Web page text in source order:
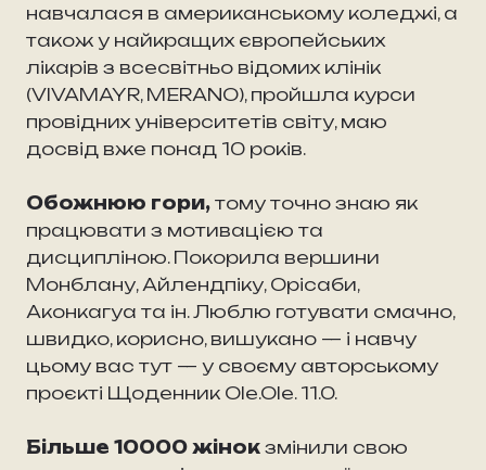
навчалася в американському коледжі, а
також у найкращих європейських
лікарів з всесвітньо відомих клінік
(VIVAMAYR, MERANO), пройшла курси
провідних університетів світу, маю
досвід вже понад 10 років.
Обожнюю гори, тому точно знаю як
працювати з мотивацією та
дисципліною. Покорила вершини
Монблану, Айлендпіку, Орісаби,
Аконкагуа та ін. Люблю готувати смачно,
швидко, корисно, вишукано — і навчу
цьому вас тут — у своєму авторському
проєкті Щоденник Ole.Ole. 11.0.
Більше 10000 жінок змінили свою